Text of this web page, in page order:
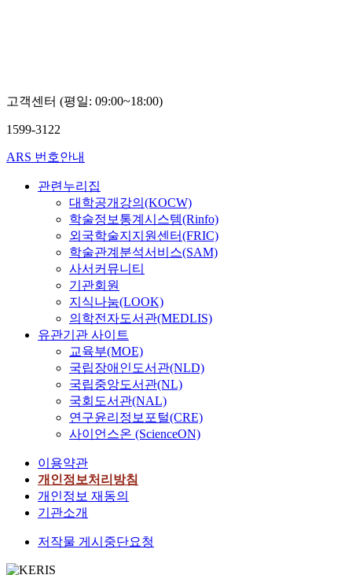
고객센터 (평일: 09:00~18:00)
1599-3122
ARS 번호안내
관련누리집
대학공개강의(KOCW)
학술정보통계시스템(Rinfo)
외국학술지지원센터(FRIC)
학술관계분석서비스(SAM)
사서커뮤니티
기관회원
지식나눔(LOOK)
의학전자도서관(MEDLIS)
유관기관 사이트
교육부(MOE)
국립장애인도서관(NLD)
국립중앙도서관(NL)
국회도서관(NAL)
연구윤리정보포털(CRE)
사이언스온 (ScienceON)
이용약관
개인정보처리방침
개인정보 재동의
기관소개
저작물 게시중단요청